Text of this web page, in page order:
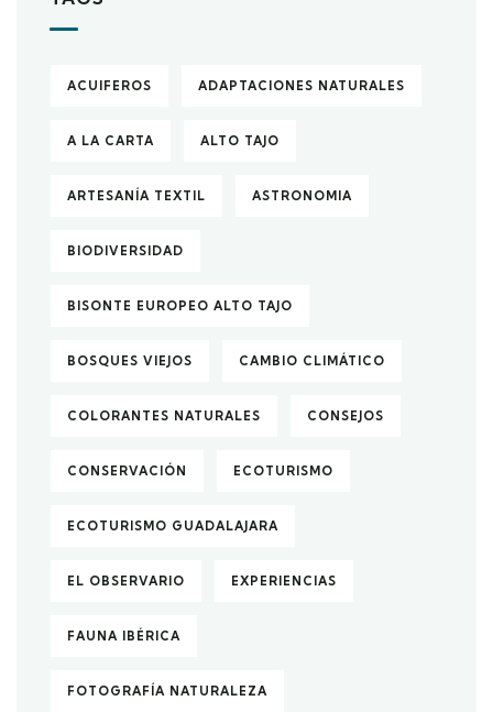
ACUIFEROS ADAPTACIONES NATURALES
A LA CARTA ALTO TAJO
ARTESANÍA TEXTIL ASTRONOMIA
BIODIVERSIDAD
BISONTE EUROPEO ALTO TAJO
BOSQUES VIEJOS CAMBIO CLIMÁTICO
COLORANTES NATURALES CONSEJOS
CONSERVACIÓN ECOTURISMO
ECOTURISMO GUADALAJARA
EL OBSERVARIO EXPERIENCIAS
FAUNA IBÉRICA
FOTOGRAFÍA NATURALEZA